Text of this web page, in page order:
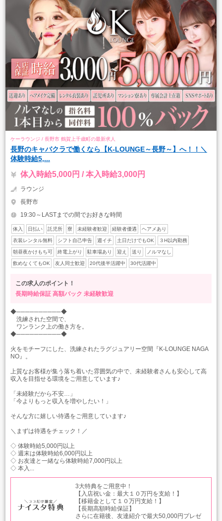
ケーラウンジ / 長野市 鶴賀上千歳町の最新求人
長野のキャバクラで働くなら【K-LOUNGE～長野～】へ！！＼
体験時給5,...
体入時給5,000円 / 本入時給3,000円
ラウンジ
長野市
19:30～LASTまでの間でお好きな時間
体入 日払い 託児所 寮 未経験者歓迎 経験者優遇 ヘアメあり
衣装レンタル無料 シフト自己申告 週イチ 土日だけでもOK ３H以内勤務
朝昼夜かけもち可 終電上がり 駐車場あり 迎え 送り ノルマなし
飲めなくてもOK 友人同士歓迎 20代後半活躍中 30代活躍中
この求人のポイント！
長期時給保証 高額バック 未経験歓迎
◆──────────◆
洗練された空間で、
ワンランク上の働き方を。
◆──────────◆
火をモチーフにした、洗練されたラグジュアリー空間『K-LOUNGE NAGA
NO』。
上質なお客様が集う落ち着いた雰囲気の中で、未経験者さんも安心して高
収入を目指せる環境をご用意しています♪
「未経験だから不安…」
「今よりもっと収入を増やしたい！」
そんな方に嬉しい待遇をご用意しています♪
＼まずは待遇をチェック！／
◇ 体験時給5,000円以上
◇ 週末は体験時給6,000円以上
◇ お友達と一緒なら体験時給7,000円以上
◇ 本入...
3大特典をご用意中！
【入店祝い金：最大１０万円を支給！】
【移籍金として１０万円支給！】
【長期高額時給保証】
さらに在籍後、友達紹介で最大50,000円プレゼ